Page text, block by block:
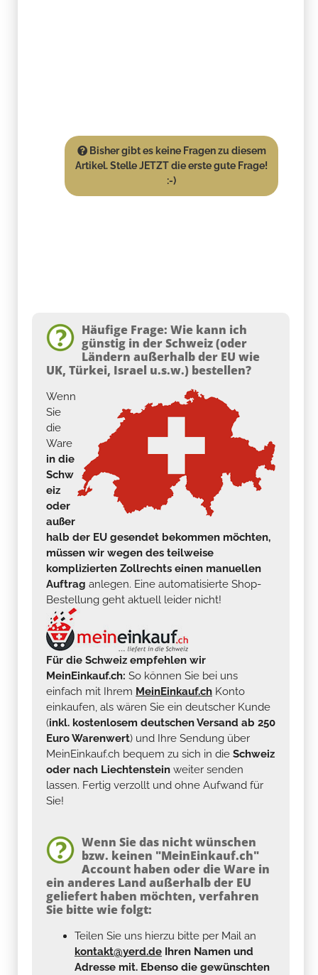
Bisher gibt es keine Fragen zu diesem
Artikel. Stelle JETZT die erste gute Frage!
:-)
Häufige Frage: Wie kann ich
günstig in der Schweiz (oder
Ländern außerhalb der EU wie
UK, Türkei, Israel u.s.w.) bestellen?
Wenn
Sie
die
Ware
in die
Schw
eiz
oder
außer
halb der EU gesendet bekommen möchten,
müssen wir wegen des teilweise
komplizierten Zollrechts einen manuellen
Auftrag anlegen. Eine automatisierte Shop-
Bestellung geht aktuell leider nicht!
Für die Schweiz empfehlen wir
MeinEinkauf.ch: So können Sie bei uns
einfach mit Ihrem MeinEinkauf.ch Konto
einkaufen, als wären Sie ein deutscher Kunde
(inkl. kostenlosem deutschen Versand ab 250
Euro Warenwert) und Ihre Sendung über
MeinEinkauf.ch bequem zu sich in die Schweiz
oder nach Liechtenstein weiter senden
lassen. Fertig verzollt und ohne Aufwand für
Sie!
Wenn Sie das nicht wünschen
bzw. keinen "MeinEinkauf.ch"
Account haben oder die Ware in
ein anderes Land außerhalb der EU
geliefert haben möchten, verfahren
Sie bitte wie folgt:
Teilen Sie uns hierzu bitte per Mail an
kontakt@yerd.de Ihren Namen und
Adresse mit. Ebenso die gewünschten